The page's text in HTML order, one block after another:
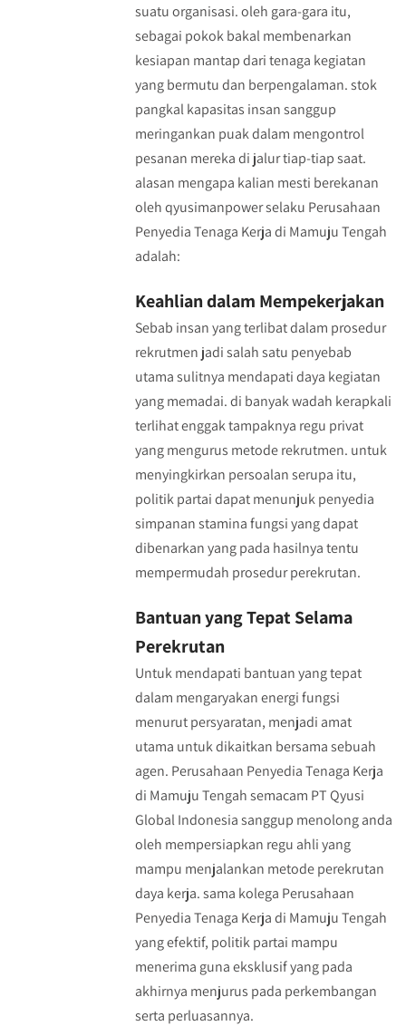
suatu organisasi. oleh gara-gara itu,
sebagai pokok bakal membenarkan
kesiapan mantap dari tenaga kegiatan
yang bermutu dan berpengalaman. stok
pangkal kapasitas insan sanggup
meringankan puak dalam mengontrol
pesanan mereka di jalur tiap-tiap saat.
alasan mengapa kalian mesti berekanan
oleh qyusimanpower selaku Perusahaan
Penyedia Tenaga Kerja di Mamuju Tengah
adalah:
Keahlian dalam Mempekerjakan
Sebab insan yang terlibat dalam prosedur
rekrutmen jadi salah satu penyebab
utama sulitnya mendapati daya kegiatan
yang memadai. di banyak wadah kerapkali
terlihat enggak tampaknya regu privat
yang mengurus metode rekrutmen. untuk
menyingkirkan persoalan serupa itu,
politik partai dapat menunjuk penyedia
simpanan stamina fungsi yang dapat
dibenarkan yang pada hasilnya tentu
mempermudah prosedur perekrutan.
Bantuan yang Tepat Selama
Perekrutan
Untuk mendapati bantuan yang tepat
dalam mengaryakan energi fungsi
menurut persyaratan, menjadi amat
utama untuk dikaitkan bersama sebuah
agen. Perusahaan Penyedia Tenaga Kerja
di Mamuju Tengah semacam PT Qyusi
Global Indonesia sanggup menolong anda
oleh mempersiapkan regu ahli yang
mampu menjalankan metode perekrutan
daya kerja. sama kolega Perusahaan
Penyedia Tenaga Kerja di Mamuju Tengah
yang efektif, politik partai mampu
menerima guna eksklusif yang pada
akhirnya menjurus pada perkembangan
serta perluasannya.